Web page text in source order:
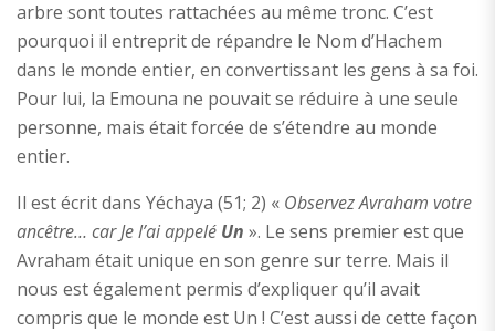
arbre sont toutes rattachées au même tronc. C’est
pourquoi il entreprit de répandre le Nom d’Hachem
dans le monde entier, en convertissant les gens à sa foi.
Pour lui, la Emouna ne pouvait se réduire à une seule
personne, mais était forcée de s’étendre au monde
entier.
Il est écrit dans Yéchaya (51; 2) « Observez Avraham votre
ancêtre… car Je l’ai appelé Un ». Le sens premier est que
Avraham était unique en son genre sur terre. Mais il
nous est également permis d’expliquer qu’il avait
compris que le monde est Un ! C’est aussi de cette façon